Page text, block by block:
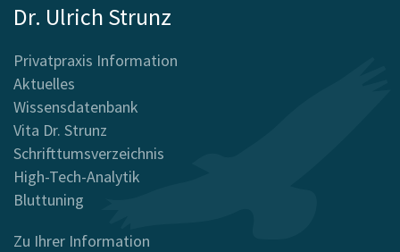
Dr. Ulrich Strunz
Privatpraxis Information
Aktuelles
Wissensdatenbank
Vita Dr. Strunz
Schrifttumsverzeichnis
High-Tech-Analytik
Bluttuning
Zu Ihrer Information